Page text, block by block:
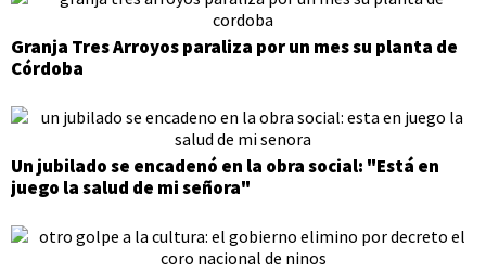
Granja Tres Arroyos paraliza por un mes su planta de
Córdoba
Un jubilado se encadenó en la obra social: "Está en
juego la salud de mi señora"